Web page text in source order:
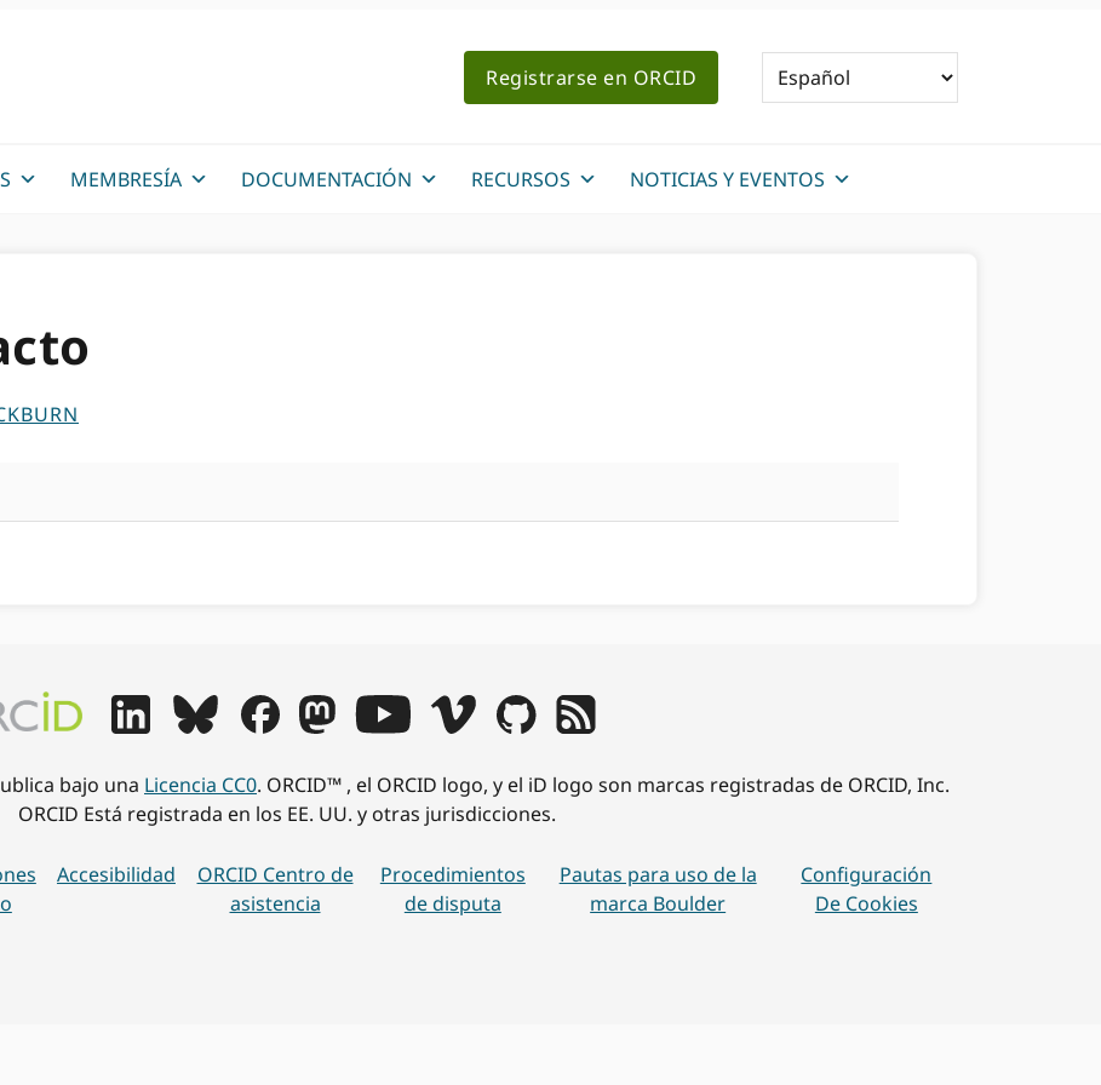
Registrarse en ORCID
MEMBRESÍA DOCUMENTACIÓN RECURSOS NOTICIAS Y EVENTOS
bajo una Licencia CC0. ORCID™ , el ORCID logo, y el iD logo son marcas registradas de ORCID, Inc.
ORCID Está registrada en los EE. UU. y otras jurisdicciones.
Accesibilidad
ORCID Centro de
asistencia
Procedimientos
de disputa
Pautas para uso de la
marca Boulder
Configuración
De Cookies